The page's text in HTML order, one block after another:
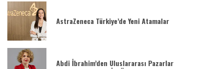
AstraZeneca Türkiye’de Yeni Atamalar
Abdi İbrahim’den Uluslararası Pazarlar